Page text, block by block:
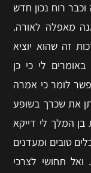
רוח נכון חדש
מאפלה לאורה.
זה שהוא יוציא
לי כי כן
לומר כי אמרה
את שכרך בשופע
בן המלך לי דייקא
טובים ומעדנים
תחושי לצרכי